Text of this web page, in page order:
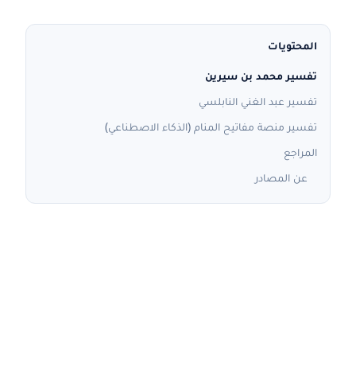
المحتويات
تفسير محمد بن سيرين
تفسير عبد الغني النابلسي
تفسير منصة مفاتيح المنام (الذكاء الاصطناعي)
المراجع
عن المصادر